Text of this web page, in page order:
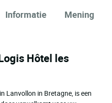
Informatie Mening
Hôtel les
Lanvollon in Bretagne, is een